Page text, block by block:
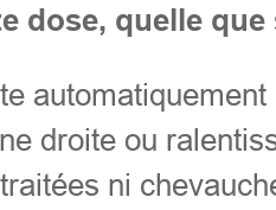
dose, quelle
droite ou
ni